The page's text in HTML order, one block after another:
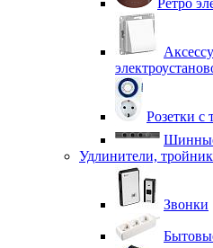
Ретро
Розетки с
Удлинители,
Звонки